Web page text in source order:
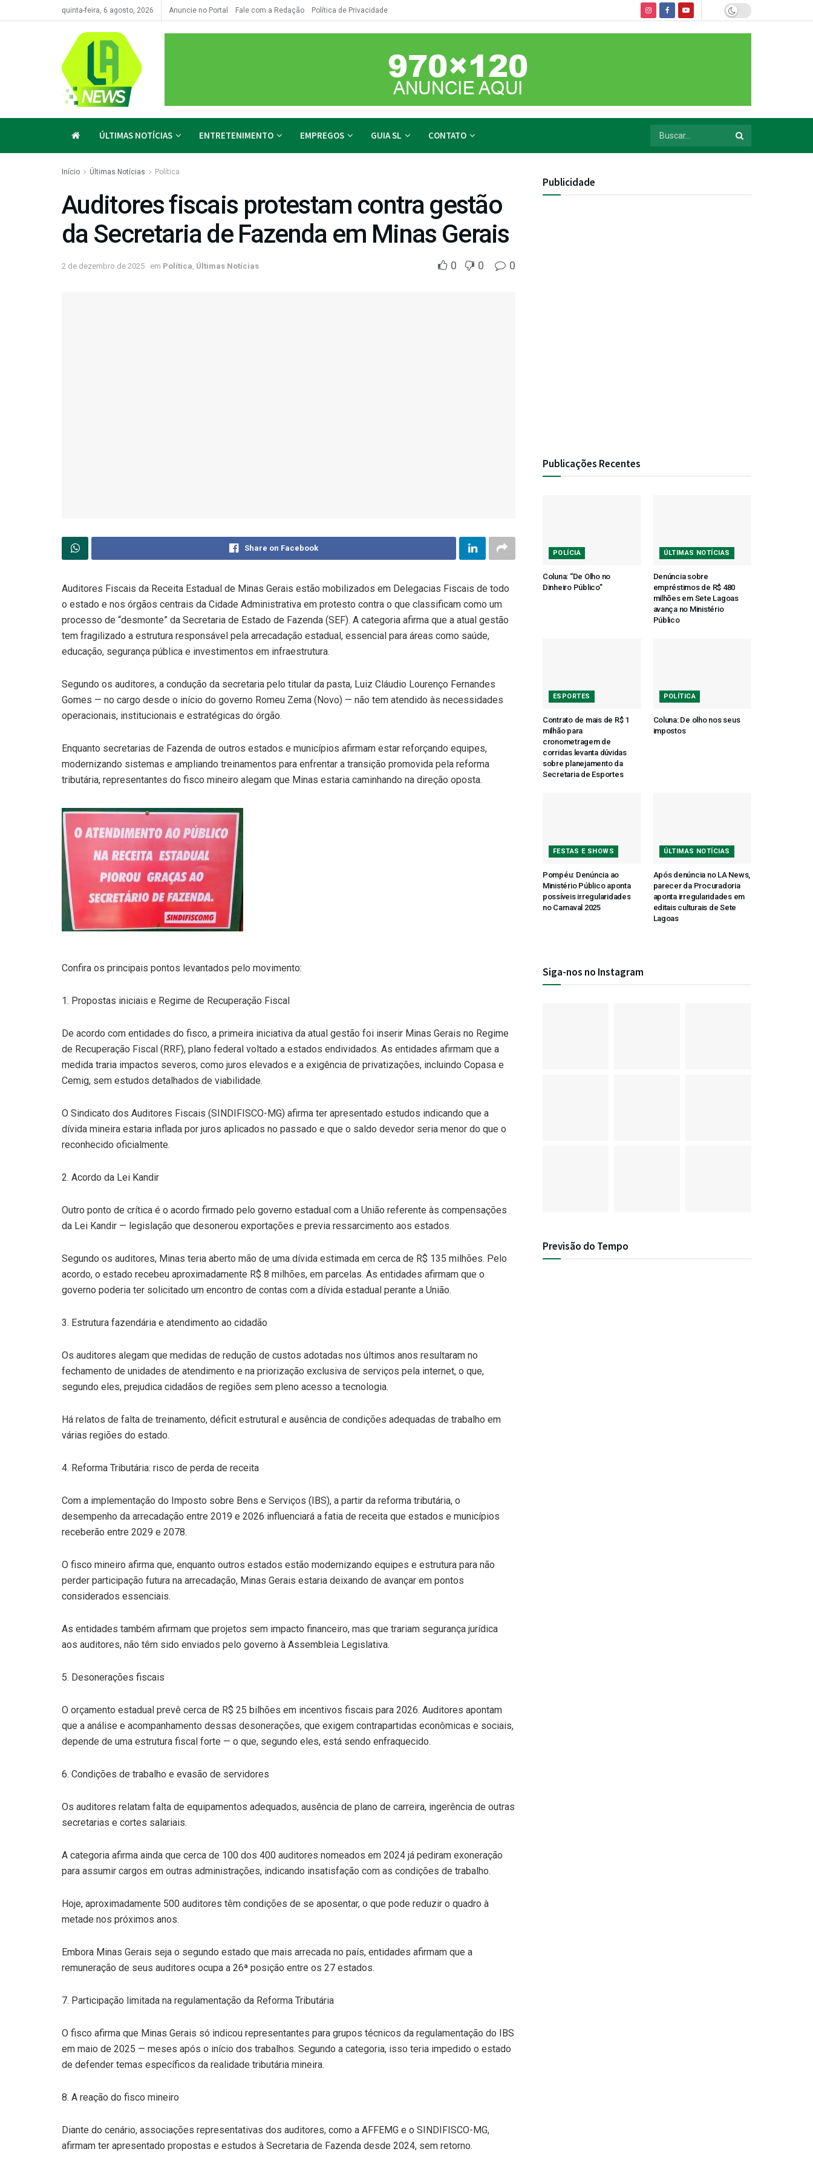
quinta-feira, 6 agosto, 2026 Anuncie no Portal Fale com a Redação Política de Privacidade
ÚLTIMAS NOTÍCIAS ENTRETENIMENTO EMPREGOS GUIA SL CONTATO
Início Últimas Notícias Política
Auditores fiscais protestam contra gestão
da Secretaria de Fazenda em Minas Gerais
2 de dezembro de 2025 em Política Últimas Notícias 0 0 0
Share on Facebook
Auditores Fiscais da Receita Estadual de Minas Gerais estão mobilizados em Delegacias Fiscais de todo
o estado e nos órgãos centrais da Cidade Administrativa em protesto contra o que classificam como um
processo de “desmonte” da Secretaria de Estado de Fazenda (SEF). A categoria afirma que a atual gestão
tem fragilizado a estrutura responsável pela arrecadação estadual, essencial para áreas como saúde,
educação, segurança pública e investimentos em infraestrutura.
Segundo os auditores, a condução da secretaria pelo titular da pasta, Luiz Cláudio Lourenço Fernandes
Gomes — no cargo desde o início do governo Romeu Zema (Novo) — não tem atendido às necessidades
operacionais, institucionais e estratégicas do órgão.
Enquanto secretarias de Fazenda de outros estados e municípios afirmam estar reforçando equipes,
modernizando sistemas e ampliando treinamentos para enfrentar a transição promovida pela reforma
tributária, representantes do fisco mineiro alegam que Minas estaria caminhando na direção oposta.
Confira os principais pontos levantados pelo movimento:
1. Propostas iniciais e Regime de Recuperação Fiscal
De acordo com entidades do fisco, a primeira iniciativa da atual gestão foi inserir Minas Gerais no Regime
de Recuperação Fiscal (RRF), plano federal voltado a estados endividados. As entidades afirmam que a
medida traria impactos severos, como juros elevados e a exigência de privatizações, incluindo Copasa e
Cemig, sem estudos detalhados de viabilidade.
O Sindicato dos Auditores Fiscais (SINDIFISCO-MG) afirma ter apresentado estudos indicando que a
dívida mineira estaria inflada por juros aplicados no passado e que o saldo devedor seria menor do que o
reconhecido oficialmente.
2. Acordo da Lei Kandir
Outro ponto de crítica é o acordo firmado pelo governo estadual com a União referente às compensações
da Lei Kandir — legislação que desonerou exportações e previa ressarcimento aos estados.
Segundo os auditores, Minas teria aberto mão de uma dívida estimada em cerca de R$ 135 milhões. Pelo
acordo, o estado recebeu aproximadamente R$ 8 milhões, em parcelas. As entidades afirmam que o
governo poderia ter solicitado um encontro de contas com a dívida estadual perante a União.
3. Estrutura fazendária e atendimento ao cidadão
Os auditores alegam que medidas de redução de custos adotadas nos últimos anos resultaram no
fechamento de unidades de atendimento e na priorização exclusiva de serviços pela internet, o que,
segundo eles, prejudica cidadãos de regiões sem pleno acesso a tecnologia.
Há relatos de falta de treinamento, déficit estrutural e ausência de condições adequadas de trabalho em
várias regiões do estado.
4. Reforma Tributária: risco de perda de receita
Com a implementação do Imposto sobre Bens e Serviços (IBS), a partir da reforma tributária, o
desempenho da arrecadação entre 2019 e 2026 influenciará a fatia de receita que estados e municípios
receberão entre 2029 e 2078.
O fisco mineiro afirma que, enquanto outros estados estão modernizando equipes e estrutura para não
perder participação futura na arrecadação, Minas Gerais estaria deixando de avançar em pontos
considerados essenciais.
As entidades também afirmam que projetos sem impacto financeiro, mas que trariam segurança jurídica
aos auditores, não têm sido enviados pelo governo à Assembleia Legislativa.
5. Desonerações fiscais
O orçamento estadual prevê cerca de R$ 25 bilhões em incentivos fiscais para 2026. Auditores apontam
que a análise e acompanhamento dessas desonerações, que exigem contrapartidas econômicas e sociais,
depende de uma estrutura fiscal forte — o que, segundo eles, está sendo enfraquecido.
6. Condições de trabalho e evasão de servidores
Os auditores relatam falta de equipamentos adequados, ausência de plano de carreira, ingerência de outras
secretarias e cortes salariais.
A categoria afirma ainda que cerca de 100 dos 400 auditores nomeados em 2024 já pediram exoneração
para assumir cargos em outras administrações, indicando insatisfação com as condições de trabalho.
Hoje, aproximadamente 500 auditores têm condições de se aposentar, o que pode reduzir o quadro à
metade nos próximos anos.
Embora Minas Gerais seja o segundo estado que mais arrecada no país, entidades afirmam que a
remuneração de seus auditores ocupa a 26ª posição entre os 27 estados.
7. Participação limitada na regulamentação da Reforma Tributária
O fisco afirma que Minas Gerais só indicou representantes para grupos técnicos da regulamentação do IBS
em maio de 2025 — meses após o início dos trabalhos. Segundo a categoria, isso teria impedido o estado
de defender temas específicos da realidade tributária mineira.
8. A reação do fisco mineiro
Diante do cenário, associações representativas dos auditores, como a AFFEMG e o SINDIFISCO-MG,
afirmam ter apresentado propostas e estudos à Secretaria de Fazenda desde 2024, sem retorno.
Publicidade
Publicações Recentes
POLÍCIA
Coluna: “De Olho no
Dinheiro Público”
ÚLTIMAS NOTÍCIAS
Denúncia sobre
empréstimos de R$ 480
milhões em Sete Lagoas
avança no Ministério
Público
ESPORTES
Contrato de mais de R$ 1
milhão para
cronometragem de
corridas levanta dúvidas
sobre planejamento da
Secretaria de Esportes
POLÍTICA
Coluna: De olho nos seus
impostos
FESTAS E SHOWS
Pompéu: Denúncia ao
Ministério Público aponta
possíveis irregularidades
no Carnaval 2025
ÚLTIMAS NOTÍCIAS
Após denúncia no LA News,
parecer da Procuradoria
aponta irregularidades em
editais culturais de Sete
Lagoas
Siga-nos no Instagram
Previsão do Tempo